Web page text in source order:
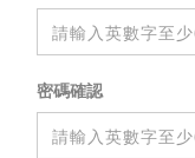
密碼確認